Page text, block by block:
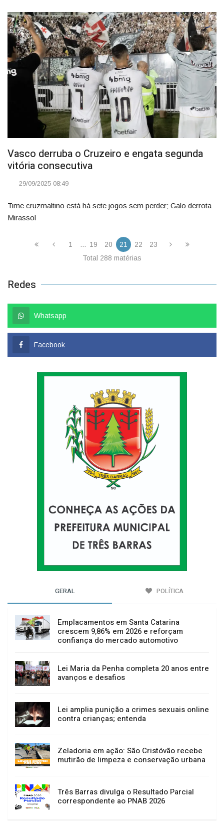
Vasco derruba o Cruzeiro e engata segunda
vitória consecutiva
29/09/2025 08:49
Time cruzmaltino está há sete jogos sem perder; Galo derrota
Mirassol
1 ... 19 20 21 22
23
Total 288 matérias
Redes
Whatsapp
Facebook
GERAL POLÍTICA
Emplacamentos em Santa Catarina
crescem 9,86% em 2026 e reforçam
confiança do mercado automotivo
Lei Maria da Penha completa 20 anos entre
avanços e desafios
Lei amplia punição a crimes sexuais online
contra crianças; entenda
Zeladoria em ação: São Cristóvão recebe
mutirão de limpeza e conservação urbana
Três Barras divulga o Resultado Parcial
correspondente ao PNAB 2026